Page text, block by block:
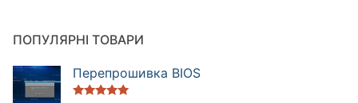
ПОПУЛЯРНІ ТОВАРИ
Перепрошивка BIOS